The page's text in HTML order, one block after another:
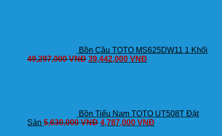
Bồn Cầu TOTO MS625DW11 1 Khối
49,297,000VNĐ 39,442,000VNĐ
Bồn Tiểu Nam TOTO UT508T Đặt
Sàn 5,630,000VNĐ 4,787,000VNĐ